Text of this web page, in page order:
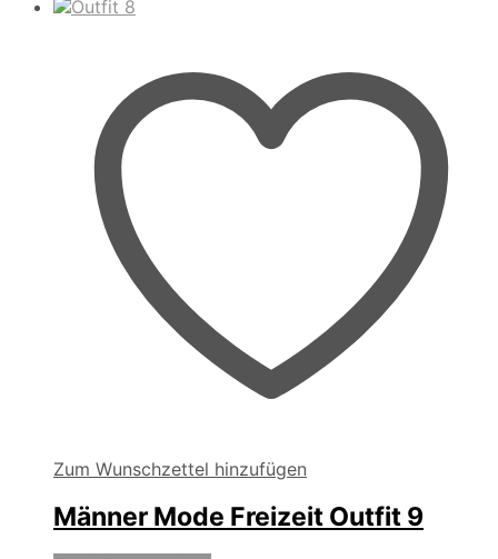
Zum Wunschzettel hinzufügen
Männer Mode Freizeit Outfit 9